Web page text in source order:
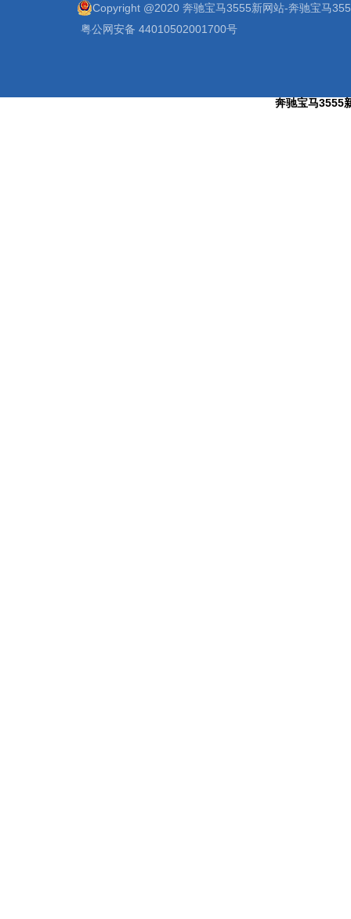
Copyright @2020 奔驰宝马3555新网站-奔驰宝马
粤公网安备 44010502001700号
奔驰宝马3555